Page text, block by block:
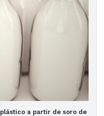
a partir de soro de